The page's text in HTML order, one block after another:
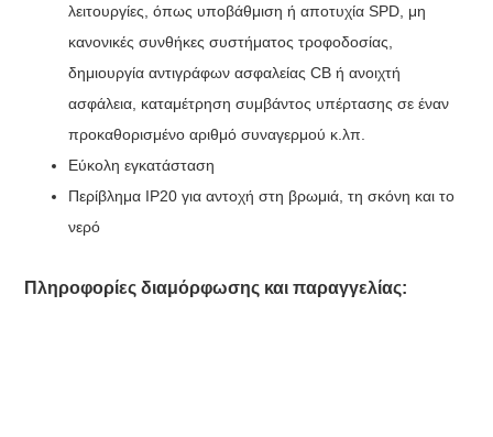
λειτουργίες, όπως υποβάθμιση ή αποτυχία SPD, μη
κανονικές συνθήκες συστήματος τροφοδοσίας,
δημιουργία αντιγράφων ασφαλείας CB ή ανοιχτή
ασφάλεια, καταμέτρηση συμβάντος υπέρτασης σε έναν
προκαθορισμένο αριθμό συναγερμού κ.λπ.
Εύκολη εγκατάσταση
Περίβλημα IP20 για αντοχή στη βρωμιά, τη σκόνη και το
νερό
Πληροφορίες διαμόρφωσης και παραγγελίας: